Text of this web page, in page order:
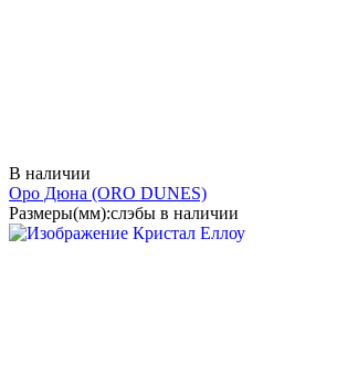
В наличии
Оро Дюна (ORO DUNES)
Размеры(мм):слэбы в наличии